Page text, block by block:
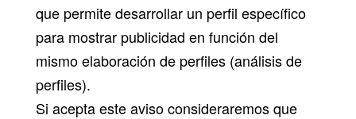
que permite desarrollar un perfil específico
para mostrar publicidad en función del
mismo elaboración de perfiles (análisis de
perfiles).
Si acepta este aviso consideraremos que